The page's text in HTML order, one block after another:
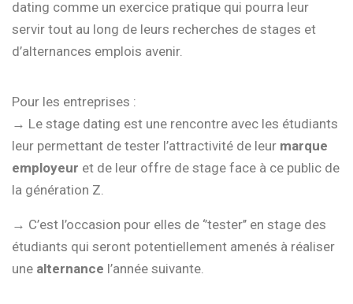
dating comme un exercice pratique qui pourra leur
servir tout au long de leurs recherches de stages et
d’alternances emplois avenir.
Pour les entreprises :
→ Le stage dating est une rencontre avec les étudiants
leur permettant de tester l’attractivité de leur marque
employeur et de leur offre de stage face à ce public de
la génération Z.
→ C’est l’occasion pour elles de ‘’tester’’ en stage des
étudiants qui seront potentiellement amenés à réaliser
une alternance l’année suivante.